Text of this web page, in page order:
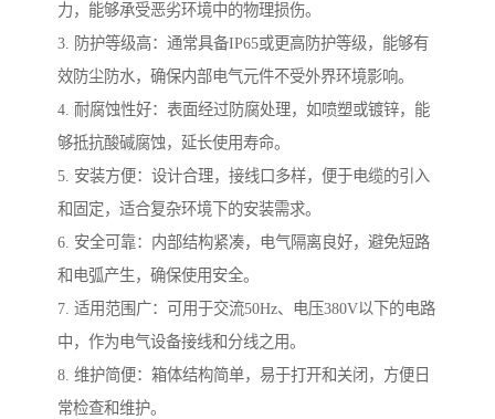
力，能够承受恶劣环境中的物理损伤。
3. 防护等级高：通常具备IP65或更高防护等级，能够有
效防尘防水，确保内部电气元件不受外界环境影响。
4. 耐腐蚀性好：表面经过防腐处理，如喷塑或镀锌，能
够抵抗酸碱腐蚀，延长使用寿命。
5. 安装方便：设计合理，接线口多样，便于电缆的引入
和固定，适合复杂环境下的安装需求。
6. 安全可靠：内部结构紧凑，电气隔离良好，避免短路
和电弧产生，确保使用安全。
7. 适用范围广：可用于交流50Hz、电压380V以下的电路
中，作为电气设备接线和分线之用。
8. 维护简便：箱体结构简单，易于打开和关闭，方便日
常检查和维护。